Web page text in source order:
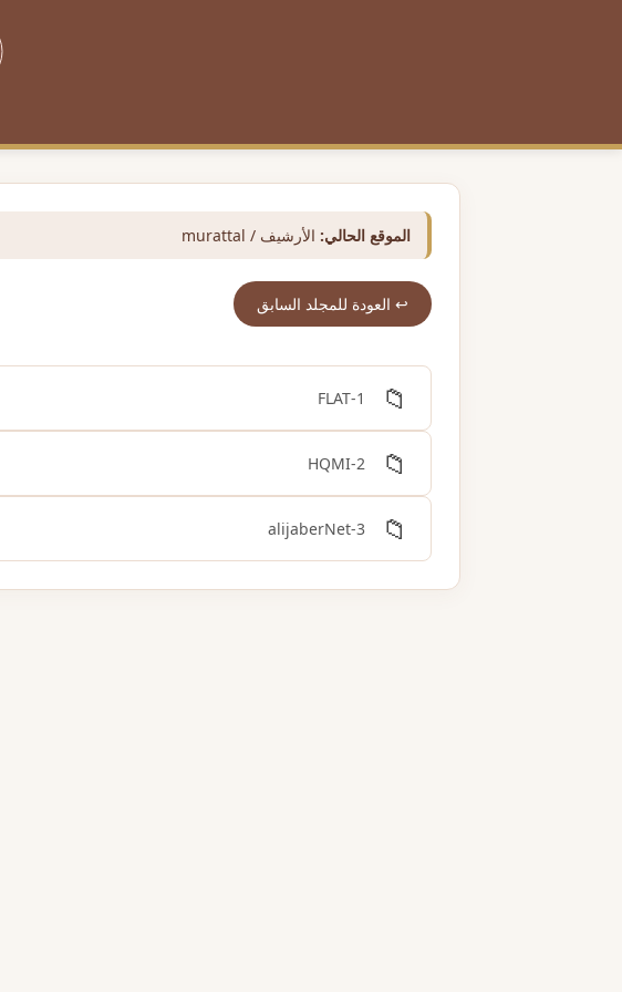
الموقع الحالي: الأرشيف / murattal
↩️ العودة للمجلد السابق
📁
1-FLAT
📁
2-HQMI
📁
3-alijaberNet